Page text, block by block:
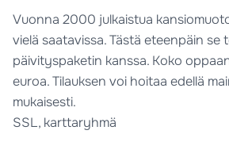
Vuonna 2000 julkaistua
vielä saatavissa. Tästä eteenpäin se
päivityspaketin kanssa. Koko
euroa. Tilauksen voi hoitaa edellä
mukaisesti.
SSL, karttaryhmä